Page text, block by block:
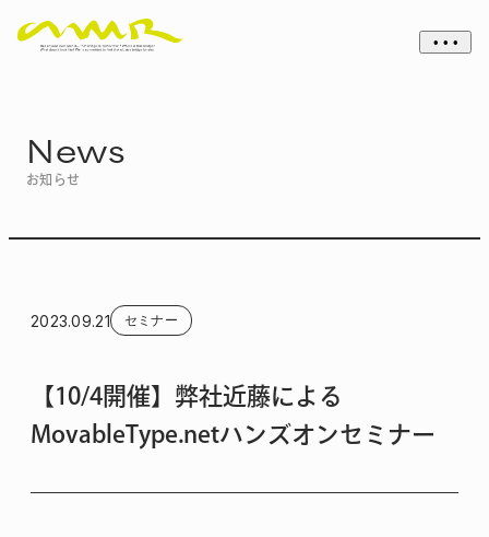
• • •
News
お知らせ
2023.09.21 セミナー
【10/4開催】弊社近藤による
MovableType.netハンズオンセミナー